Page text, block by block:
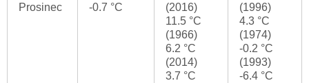
Prosinec
-0.7 °C
(2016)
11.5 °C
(1966)
6.2 °C
(2014)
3.7 °C
(1996)
4.3 °C
(1974)
-0.2 °C
(1993)
-6.4 °C